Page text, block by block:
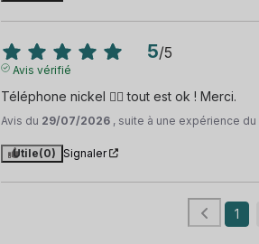
5/5
Avis vérifié
Téléphone nickel 👌🏼 tout est ok ! Merci.
Avis du 29/07/2026 , suite à une expérience du
Utile(0) Signaler
1